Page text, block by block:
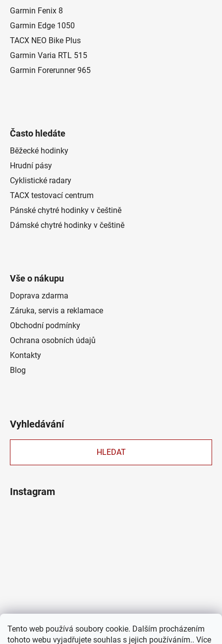
Tento web používá soubory cookie. Dalším procházením
tohoto webu vyjadřujete souhlas s jejich používáním.. Více
Garmin Fenix 8
Garmin Edge 1050
TACX NEO Bike Plus
Garmin Varia RTL 515
Garmin Forerunner 965
Často hledáte
Běžecké hodinky
Hrudní pásy
Cyklistické radary
TACX testovací centrum
Pánské chytré hodinky v češtině
Dámské chytré hodinky v češtině
Vše o nákupu
Doprava zdarma
Záruka, servis a reklamace
Obchodní podmínky
Ochrana osobních údajů
Kontakty
Blog
Vyhledávání
HLEDAT
Instagram